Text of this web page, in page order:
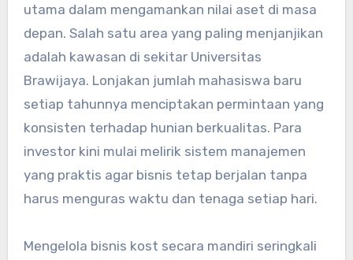
utama dalam mengamankan nilai aset di masa
depan. Salah satu area yang paling menjanjikan
adalah kawasan di sekitar Universitas
Brawijaya. Lonjakan jumlah mahasiswa baru
setiap tahunnya menciptakan permintaan yang
konsisten terhadap hunian berkualitas. Para
investor kini mulai melirik sistem manajemen
yang praktis agar bisnis tetap berjalan tanpa
harus menguras waktu dan tenaga setiap hari.
Mengelola bisnis kost secara mandiri seringkali